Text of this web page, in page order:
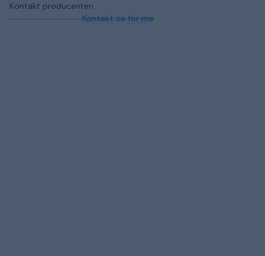
Kontakt producenten
Kontakt os for mere information